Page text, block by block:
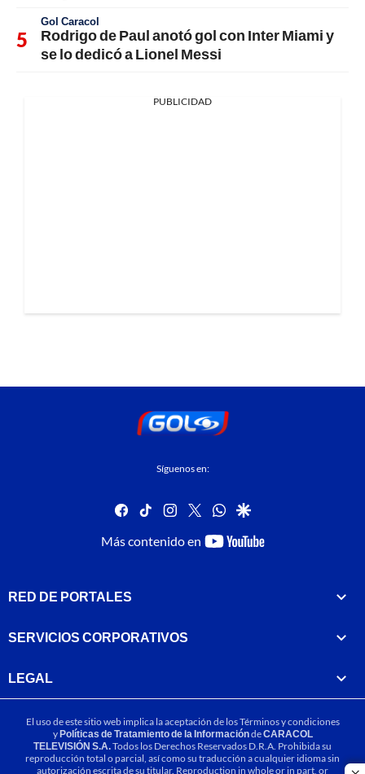
Gol Caracol
Rodrigo de Paul anotó gol con Inter Miami y
se lo dedicó a Lionel Messi
PUBLICIDAD
Síguenos en:
facebook
tiktok instagram
twitterwhatsapp
google
Más contenido en
youtube-
RED DE PORTALES
SERVICIOS CORPORATIVOS
LEGAL
El uso de este sitio web implica la aceptación de losTérminos y condiciones
yPolíticas de Tratamiento de la InformacióndeCARACOL
TELEVISIÓN S.A.Todos los Derechos Reservados D.R.A. Prohibida su
reproducción total o parcial, así como su traducción a cualquier idioma sin
autorización escrita de su titular. Reproduction in whole or in part, or